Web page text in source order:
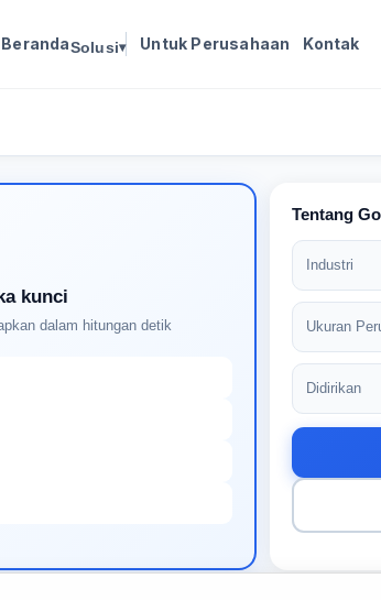
BerandaSolusi▾ Untuk Perusahaan Kontak
kunci
dalam hitungan detik
Tentang
Industri
Ukuran
Didirikan